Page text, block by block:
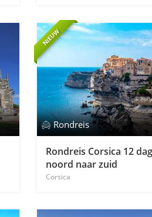
NIEUW
Rondreis
Rondreis Corsica 12
noord naar zuid
Corsica